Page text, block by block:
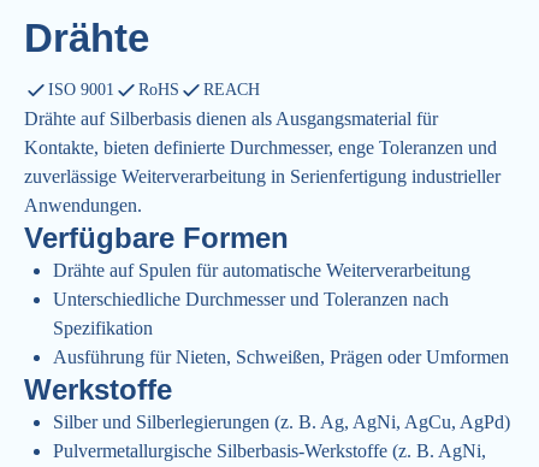
Drähte
ISO 9001 RoHS REACH
Drähte auf Silberbasis dienen als Ausgangsmaterial für
Kontakte, bieten definierte Durchmesser, enge Toleranzen und
zuverlässige Weiterverarbeitung in Serienfertigung industrieller
Anwendungen.
Verfügbare Formen
Drähte auf Spulen für automatische Weiterverarbeitung
Unterschiedliche Durchmesser und Toleranzen nach
Spezifikation
Ausführung für Nieten, Schweißen, Prägen oder Umformen
Werkstoffe
Silber und Silberlegierungen (z. B. Ag, AgNi, AgCu, AgPd)
Pulvermetallurgische Silberbasis-Werkstoffe (z. B. AgNi,